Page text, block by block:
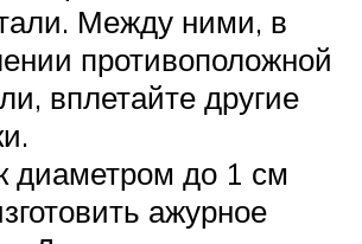
Между ними, в
противоположной
вплетайте другие
диаметром до 1 см
ажурное